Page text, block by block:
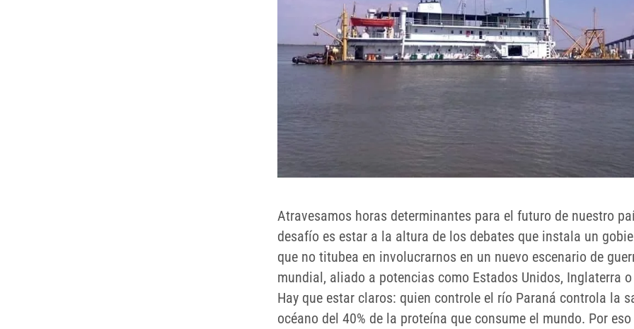
Atravesamos horas determinantes para el futuro de nuestro
desafío es estar a la altura de los debates que instala un
que no titubea en involucrarnos en un nuevo escenario de
mundial, aliado a potencias como Estados Unidos, Inglaterra
Hay que estar claros: quien controle el río Paraná controla la
océano del 40% de la proteína que consume el mundo. Por eso